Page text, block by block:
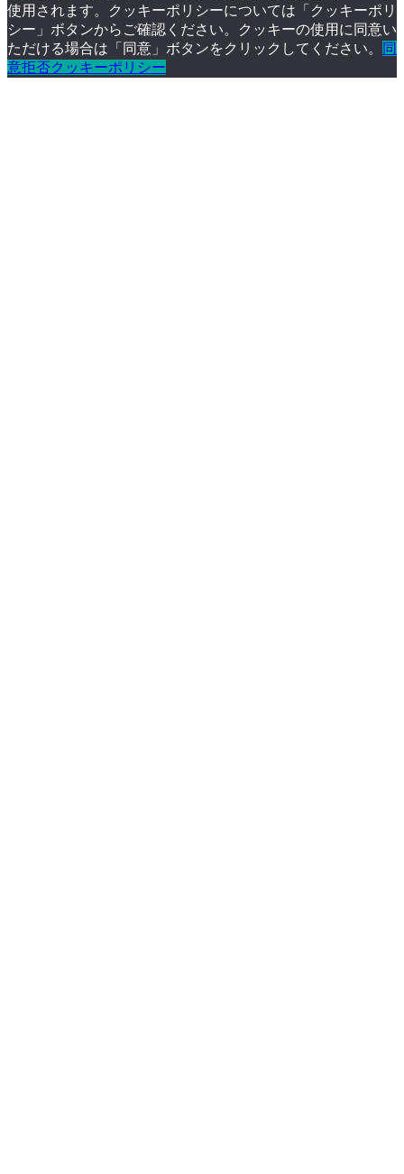
使用されます。クッキーポリシーについては「クッキーポリ
シー」ボタンからご確認ください。クッキーの使用に同意い
ただける場合は「同意」ボタンをクリックしてください。
同
意拒否クッキーポリシー